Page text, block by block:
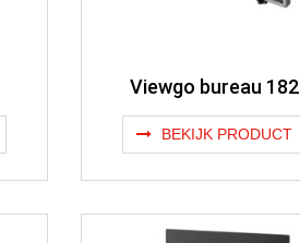
Viewgo bureau 182
BEKIJK PRODUCT